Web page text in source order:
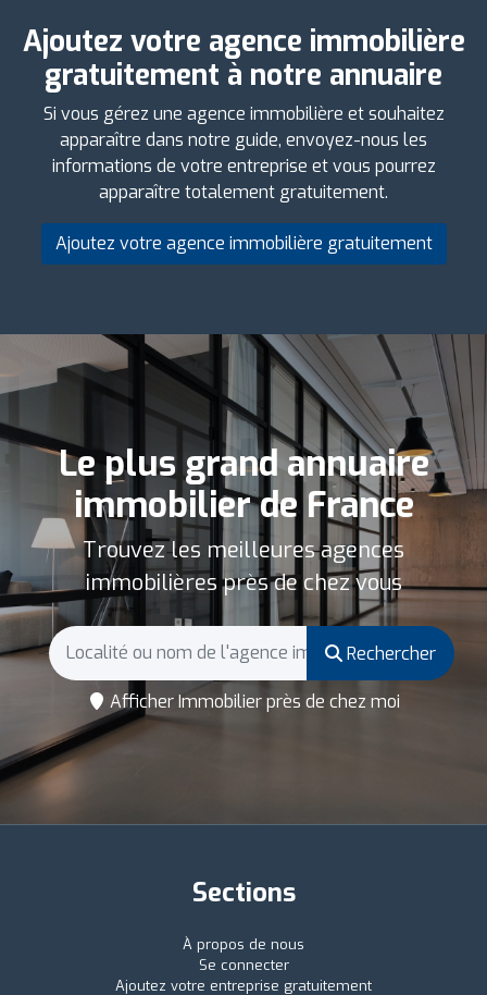
Ajoutez votre agence immobilière
gratuitement à notre annuaire
Si vous gérez une agence immobilière et souhaitez
apparaître dans notre guide, envoyez-nous les
informations de votre entreprise et vous pourrez
apparaître totalement gratuitement.
Ajoutez votre agence immobilière gratuitement
Le plus grand annuaire
immobilier de France
Trouvez les meilleures agences
immobilières près de chez vous
Rechercher
Afficher Immobilier près de chez moi
Sections
À propos de nous
Se connecter
Ajoutez votre entreprise gratuitement